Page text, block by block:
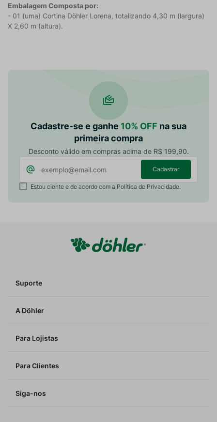
Embalagem Composta por:
- 01 (uma) Cortina Döhler Lorena, totalizando 4,30 m (largura)
X 2,60 m (altura).
Cadastre-se e ganhe 10% OFF na sua
primeira compra
Desconto válido em compras acima de R$ 199,90.
Cadastrar
Estou ciente e de acordo com a Política de Privacidade.
Suporte
A Döhler
Para Lojistas
Para Clientes
Siga-nos